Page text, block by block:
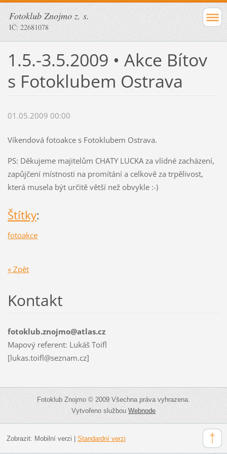
Fotoklub Znojmo z. s.
IČ: 22681078
1.5.-3.5.2009 • Akce Bítov
s Fotoklubem Ostrava
01.05.2009 00:00
Víkendová fotoakce s Fotoklubem Ostrava.
PS: Děkujeme majitelům CHATY LUCKA za vlídné zacházení,
zapůjčení místnosti na promítání a celkově za trpělivost,
která musela být určitě větší než obvykle :-)
Štítky:
fotoakce
« Zpět
Kontakt
fotoklub.znojmo@atlas.cz
Mapový referent: Lukáš Toifl
[lukas.toifl@seznam.cz]
Fotoklub Znojmo © 2009 Všechna práva vyhrazena.
Vytvořeno službouWebnode
Zobrazit: Mobilní verzi Standardní verzi